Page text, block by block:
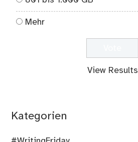
Mehr
View Results
Kategorien